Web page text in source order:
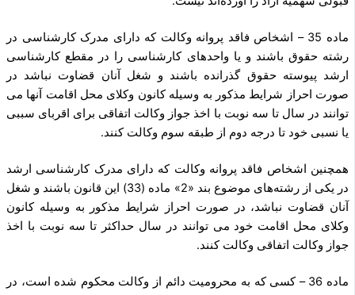
ماده 35 – اشخاص فاقد پروانه وکالت که دارای مدرک کارشناسی در
رشته حقوق باشند و یا واحدهای کارشناسی را در مقطع کارشناسی
ارشد پیوسته حقوق گذرانده باشند و شغل آنان قضاوت نباشد در
صورت احراز شرایط مذکور به وسیله کانون وکلای محل اقامت آنها می
توانند در سال تا سه نوبت با اخذ جواز وکالت اتفاقی برای اقربای سببی
یا نسبی خود تا درجه دوم از طبقه سوم وکالت کنند.
همچنین اشخاص فاقد پروانه وکالت که دارای مدرک کارشناسی ارشد
در یکی از رشته‌های موضوع بند «2» ماده (33) این قانون باشند و شغل
آنان قضاوت نباشد، در صورت احراز شرایط مذکور به وسیله کانون
وکلای محل اقامت خود می توانند در سال حداکثر تا سه نوبت با اخذ
جواز وکالت اتفاقی وکالت کنند.
ماده 36 – کسی که به محرومیت دائم از وکالت محکوم شده است، در